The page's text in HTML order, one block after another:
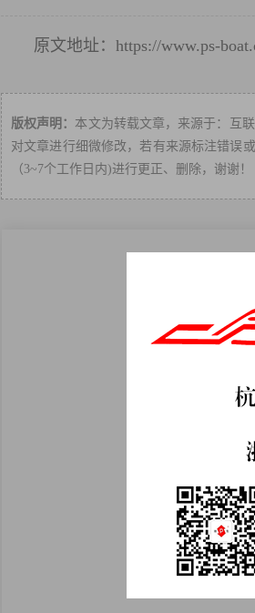
原文地址： https://www.ps-
版权声明： 本文为转载文章，来源于：互
对文章进行细微修改，若有来源标注错误
（3~7个工作日内)进行更正、删除，谢谢！